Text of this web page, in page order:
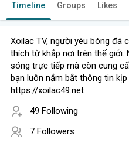
Timeline Groups Likes
Xoilac TV, người yêu bóng đá
thích từ khắp nơi trên thế giới.
sóng trực tiếp mà còn cung
bạn luôn nắm bắt thông tin
https://xoilac49.net
49 Following
7 Followers